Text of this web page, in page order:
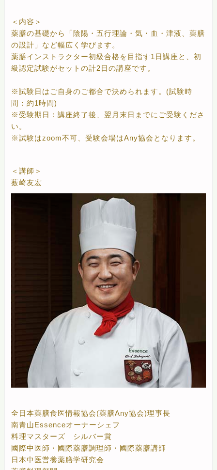
＜内容＞
薬膳の基礎から「陰陽・五行理論・気・血・津液、薬膳
の設計」など幅広く学びます。
薬膳インストラクター初級合格を目指す1日講座と、初
級認定試験がセットの計2日の講座です。
※試験日はご自身のご都合で決められます。(試験時
間：約1時間)
※受験期日：講座終了後、翌月末日までにご受験くださ
い。
※試験はzoom不可、受験会場はAny協会となります。
＜講師＞
薮崎友宏
全日本薬膳食医情報協会(薬膳Any協会)理事長
南青山Essenceオーナーシェフ
料理マスターズ シルバー賞
國際中医師・國際薬膳調理師・國際薬膳講師
日本中医営養薬膳学研究会